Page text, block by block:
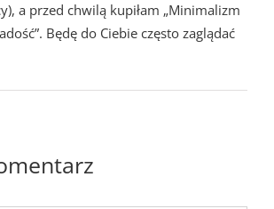
a przed chwilą kupiłam „Minimalizm
Będę do Ciebie często zaglądać